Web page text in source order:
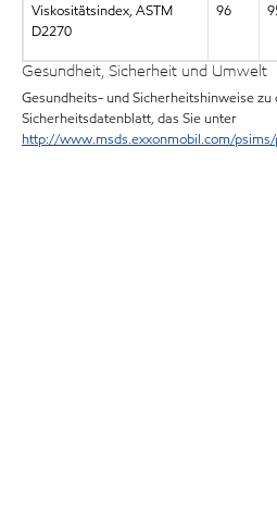
Viskositätsindex, ASTM
D2270
96
Gesundheit, Sicherheit und Umwelt
Gesundheits- und Sicherheitshinweise
Sicherheitsdatenblatt, das Sie unter
http://www.msds.exxonmobil.com/